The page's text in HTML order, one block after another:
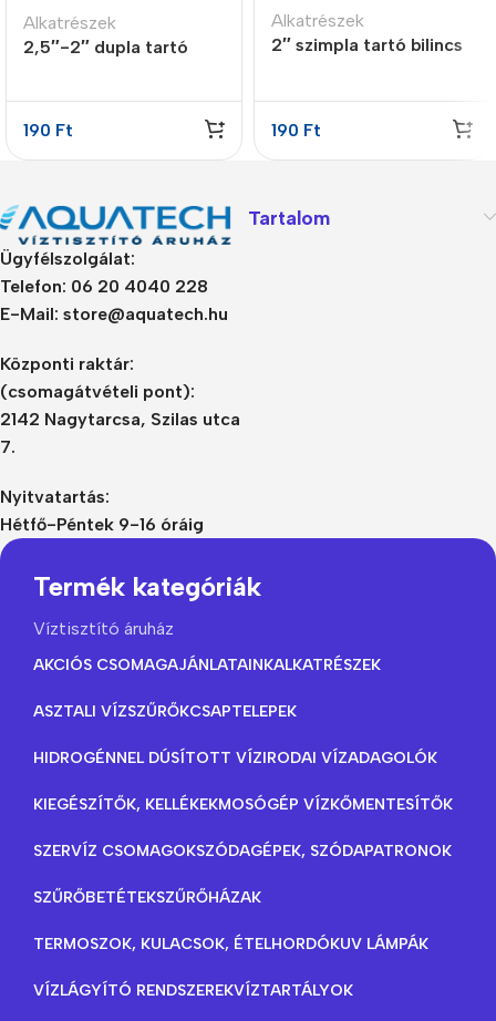
Alkatrészek
2,5″-2″ dupla tartó
190 Ft
Alkatrészek
2″ szimpla tartó bilincs
190 Ft
Ügyfélszolgálat:
Telefon: 06 20 4040 228
E-Mail: store@aquatech.hu
Központi raktár:
(csomagátvételi pont):
2142 Nagytarcsa, Szilas utca
7.
Nyitvatartás:
Hétfő-Péntek 9-16 óráig
Tartalom
Termék kategóriák
Víztisztító áruház
AKCIÓS CSOMAGAJÁNLATAINKALKATRÉSZEK
ASZTALI VÍZSZŰRŐKCSAPTELEPEK
HIDROGÉNNEL DÚSÍTOTT VÍZIRODAI VÍZADAGOLÓK
KIEGÉSZÍTŐK, KELLÉKEKMOSÓGÉP VÍZKŐMENTESÍTŐK
SZERVÍZ CSOMAGOKSZÓDAGÉPEK, SZÓDAPATRONOK
SZŰRŐBETÉTEKSZŰRŐHÁZAK
TERMOSZOK, KULACSOK, ÉTELHORDÓKUV LÁMPÁK
VÍZLÁGYÍTÓ RENDSZEREKVÍZTARTÁLYOK